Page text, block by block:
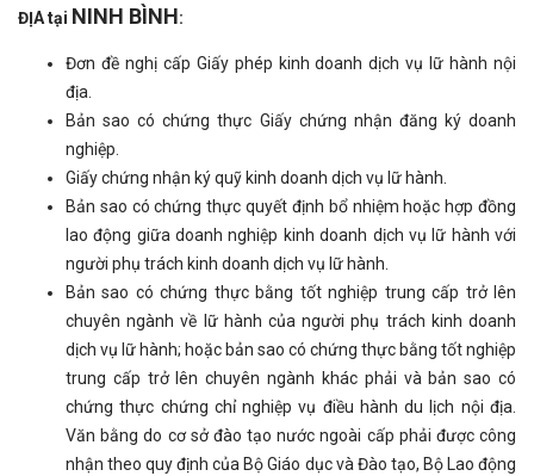
ĐỊA tại NINH BÌNH:
Đơn đề nghị cấp Giấy phép kinh doanh dịch vụ lữ hành nội
địa.
Bản sao có chứng thực Giấy chứng nhận đăng ký doanh
nghiệp.
Giấy chứng nhận ký quỹ kinh doanh dịch vụ lữ hành.
Bản sao có chứng thực quyết định bổ nhiệm hoặc hợp đồng
lao động giữa doanh nghiệp kinh doanh dịch vụ lữ hành với
người phụ trách kinh doanh dịch vụ lữ hành.
Bản sao có chứng thực bằng tốt nghiệp trung cấp trở lên
chuyên ngành về lữ hành của người phụ trách kinh doanh
dịch vụ lữ hành; hoặc bản sao có chứng thực bằng tốt nghiệp
trung cấp trở lên chuyên ngành khác phải và bản sao có
chứng thực chứng chỉ nghiệp vụ điều hành du lịch nội địa.
Văn bằng do cơ sở đào tạo nước ngoài cấp phải được công
nhận theo quy định của Bộ Giáo dục và Đào tạo, Bộ Lao động